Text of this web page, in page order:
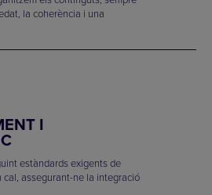
la coherència i una
I
estàndards exigents de
assegurant-ne la integració